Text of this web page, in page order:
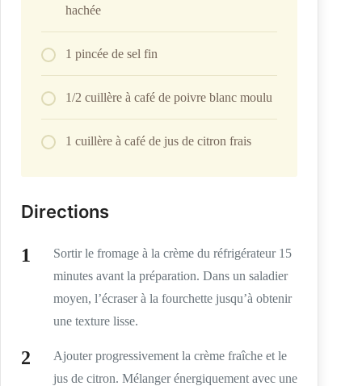
hachée
1 pincée de sel fin
1/2 cuillère à café de poivre blanc moulu
1 cuillère à café de jus de citron frais
Directions
Sortir le fromage à la crème du réfrigérateur 15
minutes avant la préparation. Dans un saladier
moyen, l’écraser à la fourchette jusqu’à obtenir
une texture lisse.
Ajouter progressivement la crème fraîche et le
jus de citron. Mélanger énergiquement avec une